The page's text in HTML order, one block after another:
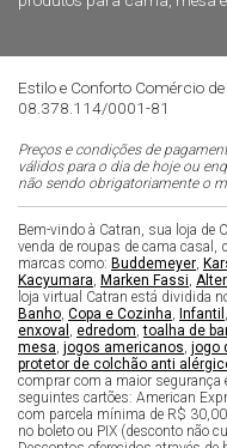
Estilo e Conforto Comércio
08.378.114/0001-81
Preços e condições de
válidos para o dia de hoje ou
não sendo obrigatoriamente o
Bem-vindo à Catran, sua loja de
venda de roupas de cama casal,
marcas como: Buddemeyer
Kacyumara Marken Fassi
loja virtual Catran está dividida
Banho Copa e Cozinha Infantil
enxoval
edredom ,toalha de
mesa jogos americanos jogo
protetor de colchão anti
comprar com a maior segurança
seguintes cartões: American
com parcela mínima de R$
no boleto ou PIX (desconto não